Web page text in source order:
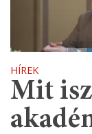
HÍREK
Mit